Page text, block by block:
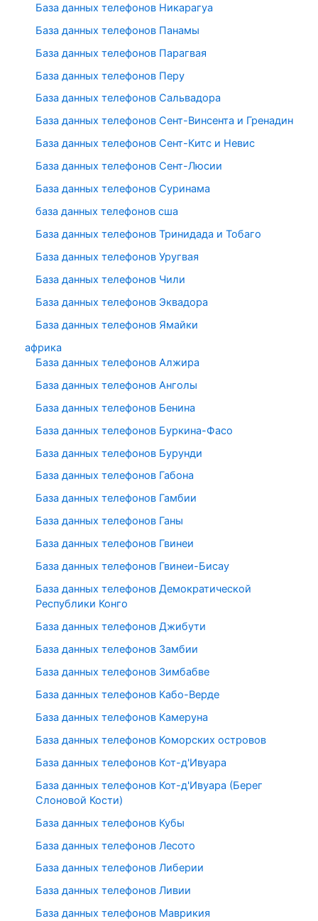
База данных телефонов Никарагуа
База данных телефонов Панамы
База данных телефонов Парагвая
База данных телефонов Перу
База данных телефонов Сальвадора
База данных телефонов Сент-Винсента и Гренадин
База данных телефонов Сент-Китс и Невис
База данных телефонов Сент-Люсии
База данных телефонов Суринама
база данных телефонов сша
База данных телефонов Тринидада и Тобаго
База данных телефонов Уругвая
База данных телефонов Чили
База данных телефонов Эквадора
База данных телефонов Ямайки
африка
База данных телефонов Алжира
База данных телефонов Анголы
База данных телефонов Бенина
База данных телефонов Буркина-Фасо
База данных телефонов Бурунди
База данных телефонов Габона
База данных телефонов Гамбии
База данных телефонов Ганы
База данных телефонов Гвинеи
База данных телефонов Гвинеи-Бисау
База данных телефонов Демократической
Республики Конго
База данных телефонов Джибути
База данных телефонов Замбии
База данных телефонов Зимбабве
База данных телефонов Кабо-Верде
База данных телефонов Камеруна
База данных телефонов Коморских островов
База данных телефонов Кот-д'Ивуара
База данных телефонов Кот-д'Ивуара (Берег
Слоновой Кости)
База данных телефонов Кубы
База данных телефонов Лесото
База данных телефонов Либерии
База данных телефонов Ливии
База данных телефонов Маврикия